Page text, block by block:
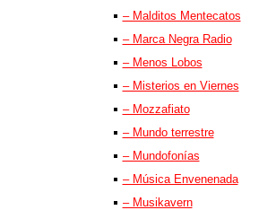
– Malditos Mentecatos
– Marca Negra Radio
– Menos Lobos
– Misterios en Viernes
– Mozzafiato
– Mundo terrestre
– Mundofonías
– Música Envenenada
– Musikavern